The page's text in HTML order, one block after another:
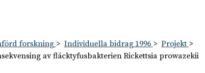
forskning Individuella bidrag 1996
Projekt
av fläcktyfusbakterien Rickettsia prowazekii